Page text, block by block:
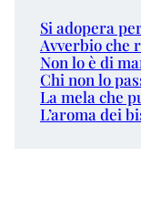
Si adopera
Avverbio che
Non lo è di
Chi non lo
La mela che
L’aroma dei